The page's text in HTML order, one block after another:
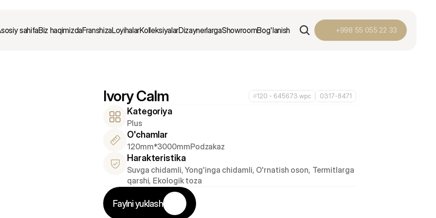
Ivory Calm #120 - 645673 wpc 0317-8471
Kategoriya
Plus
O'chamlar
120mm*3000mmPodzakaz
Harakteristika
Suvga chidamli, Yong'inga chidamli, O'rnatish oson, Termitlarga
qarshi, Ekologik toza
Faylni yuklash
sahifaBiz haqimizdaFranshizaLoyihalarKolleksiyalarDizaynerlargaShowroomBog'lanish +998 55 055 22 33